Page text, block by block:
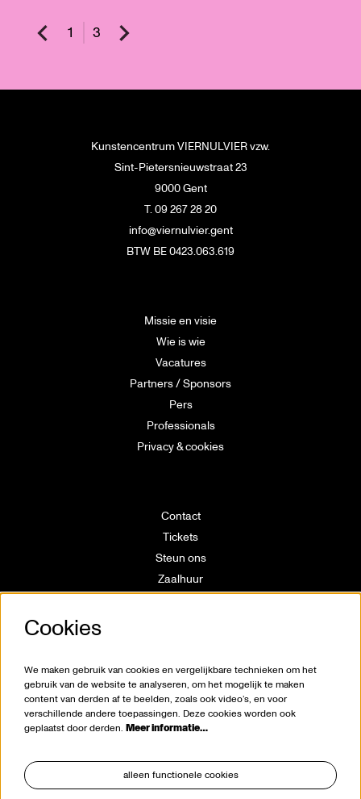
1 3
Kunstencentrum VIERNULVIER vzw.
Sint-Pietersnieuwstraat 23
9000 Gent
T. 09 267 28 20
info@viernulvier.gent
BTW BE 0423.063.619
Missie en visie
Wie is wie
Vacatures
Partners / Sponsors
Pers
Professionals
Privacy & cookies
Contact
Tickets
Steun ons
Zaalhuur
Huisregels
Klokkenluiderswet
Cookies
We maken gebruik van cookies en vergelijkbare technieken om het
gebruik van de website te analyseren, om het mogelijk te maken
content van derden af te beelden, zoals ook video’s, en voor
verschillende andere toepassingen. Deze cookies worden ook
geplaatst door derden. Meer informatie…
alleen functionele cookies